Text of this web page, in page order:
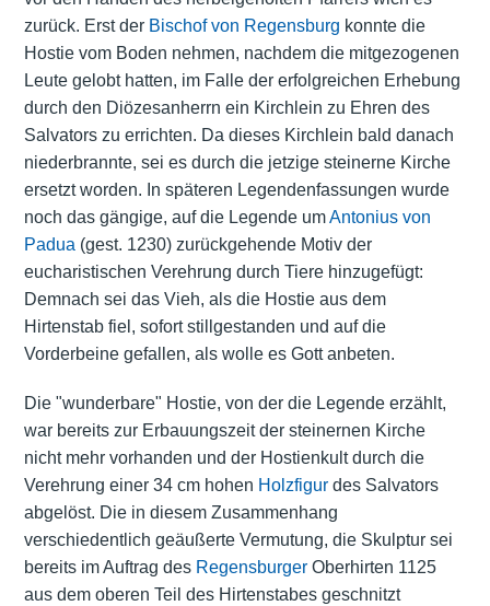
zurück. Erst der Bischof von Regensburg konnte die
Hostie vom Boden nehmen, nachdem die mitgezogenen
Leute gelobt hatten, im Falle der erfolgreichen Erhebung
durch den Diözesanherrn ein Kirchlein zu Ehren des
Salvators zu errichten. Da dieses Kirchlein bald danach
niederbrannte, sei es durch die jetzige steinerne Kirche
ersetzt worden. In späteren Legendenfassungen wurde
noch das gängige, auf die Legende umAntonius von
Padua (gest. 1230) zurückgehende Motiv der
eucharistischen Verehrung durch Tiere hinzugefügt:
Demnach sei das Vieh, als die Hostie aus dem
Hirtenstab fiel, sofort stillgestanden und auf die
Vorderbeine gefallen, als wolle es Gott anbeten.
Die "wunderbare" Hostie, von der die Legende erzählt,
war bereits zur Erbauungszeit der steinernen Kirche
nicht mehr vorhanden und der Hostienkult durch die
Verehrung einer 34 cm hohen Holzfigurdes Salvators
abgelöst. Die in diesem Zusammenhang
verschiedentlich geäußerte Vermutung, die Skulptur sei
bereits im Auftrag des RegensburgerOberhirten 1125
aus dem oberen Teil des Hirtenstabes geschnitzt